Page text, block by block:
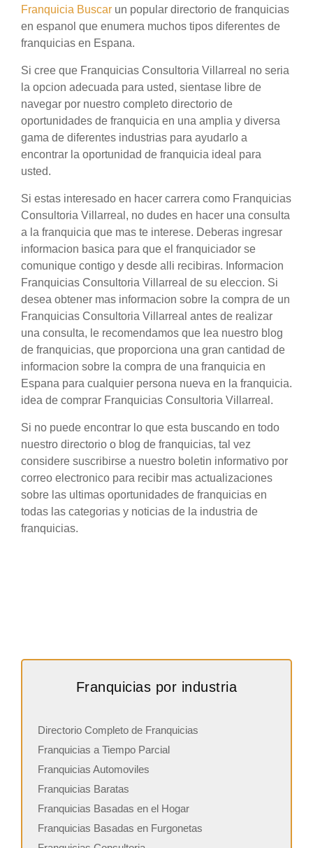
Franquicia Buscar un popular directorio de franquicias
en espanol que enumera muchos tipos diferentes de
franquicias en Espana.
Si cree que Franquicias Consultoria Villarreal no seria
la opcion adecuada para usted, sientase libre de
navegar por nuestro completo directorio de
oportunidades de franquicia en una amplia y diversa
gama de diferentes industrias para ayudarlo a
encontrar la oportunidad de franquicia ideal para
usted.
Si estas interesado en hacer carrera como Franquicias
Consultoria Villarreal, no dudes en hacer una consulta
a la franquicia que mas te interese. Deberas ingresar
informacion basica para que el franquiciador se
comunique contigo y desde alli recibiras. Informacion
Franquicias Consultoria Villarreal de su eleccion. Si
desea obtener mas informacion sobre la compra de un
Franquicias Consultoria Villarreal antes de realizar
una consulta, le recomendamos que lea nuestro blog
de franquicias, que proporciona una gran cantidad de
informacion sobre la compra de una franquicia en
Espana para cualquier persona nueva en la franquicia.
idea de comprar Franquicias Consultoria Villarreal.
Si no puede encontrar lo que esta buscando en todo
nuestro directorio o blog de franquicias, tal vez
considere suscribirse a nuestro boletin informativo por
correo electronico para recibir mas actualizaciones
sobre las ultimas oportunidades de franquicias en
todas las categorias y noticias de la industria de
franquicias.
Franquicias por industria
Directorio Completo de Franquicias
Franquicias a Tiempo Parcial
Franquicias Automoviles
Franquicias Baratas
Franquicias Basadas en el Hogar
Franquicias Basadas en Furgonetas